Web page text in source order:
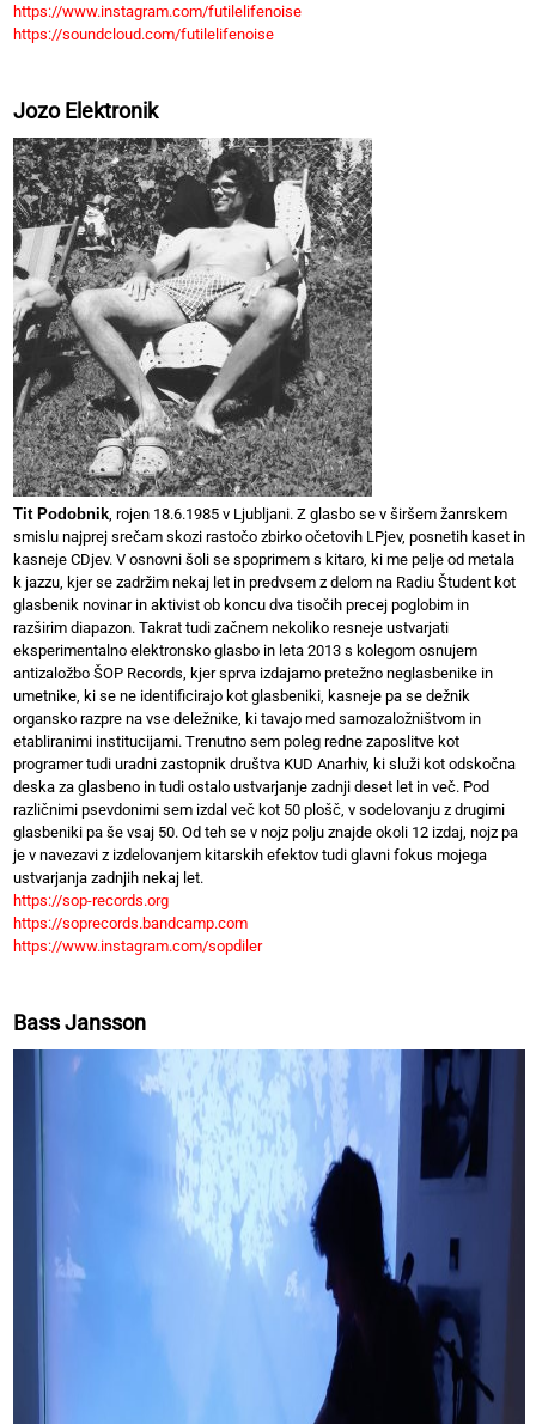
https://www.instagram.com/futilelifenoise
https://soundcloud.com/futilelifenoise
Jozo Elektronik
Tit Podobnik , rojen 18.6.1985 v Ljubljani. Z glasbo se v širšem žanrskem
smislu najprej srečam skozi rastočo zbirko očetovih LPjev, posnetih kaset in
kasneje CDjev. V osnovni šoli se spoprimem s kitaro, ki me pelje od metala
k jazzu, kjer se zadržim nekaj let in predvsem z delom na Radiu Študent kot
glasbenik novinar in aktivist ob koncu dva tisočih precej poglobim in
razširim diapazon. Takrat tudi začnem nekoliko resneje ustvarjati
eksperimentalno elektronsko glasbo in leta 2013 s kolegom osnujem
antizaložbo ŠOP Records, kjer sprva izdajamo pretežno neglasbenike in
umetnike, ki se ne identificirajo kot glasbeniki, kasneje pa se dežnik
organsko razpre na vse deležnike, ki tavajo med samozaložništvom in
etabliranimi institucijami. Trenutno sem poleg redne zaposlitve kot
programer tudi uradni zastopnik društva KUD Anarhiv, ki služi kot odskočna
deska za glasbeno in tudi ostalo ustvarjanje zadnji deset let in več. Pod
različnimi psevdonimi sem izdal več kot 50 plošč, v sodelovanju z drugimi
glasbeniki pa še vsaj 50. Od teh se v nojz polju znajde okoli 12 izdaj, nojz pa
je v navezavi z izdelovanjem kitarskih efektov tudi glavni fokus mojega
ustvarjanja zadnjih nekaj let.
https://sop-records.org
https://soprecords.bandcamp.com
https://www.instagram.com/sopdiler
Bass Jansson